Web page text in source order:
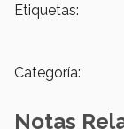
Etiquetas:
Categoría:
Notas